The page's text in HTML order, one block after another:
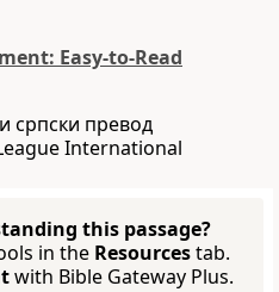
Easy-to-Read
српски превод
International
this passage?
in the Resourcestab.
with Bible Gateway Plus.